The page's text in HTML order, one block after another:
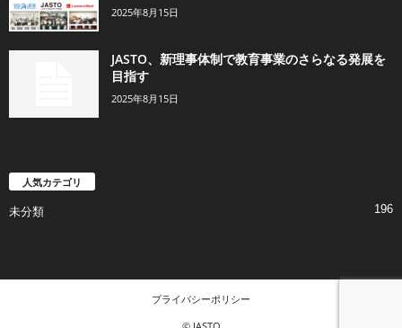
2025年8月15日
JASTO、新理事体制で教育事業のさらなる発展を
目指す
2025年8月15日
人気カテゴリ
未分類 196
プライバシーポリシー